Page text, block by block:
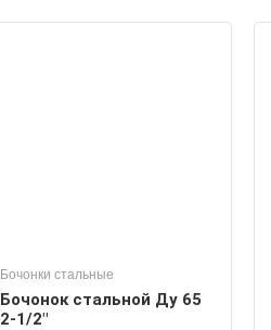
Бочонки стальные
Бочонок стальной Ду 65
2-1/2"